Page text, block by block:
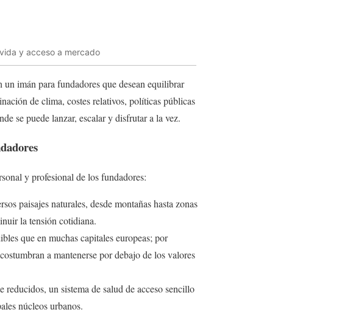
y acceso a mercado
imán para fundadores que desean equilibrar
de clima, costes relativos, políticas públicas
se puede lanzar, escalar y disfrutar a la vez.
y profesional de los fundadores:
paisajes naturales, desde montañas hasta zonas
la tensión cotidiana.
que en muchas capitales europeas; por
a mantenerse por debajo de los valores
un sistema de salud de acceso sencillo
núcleos urbanos.